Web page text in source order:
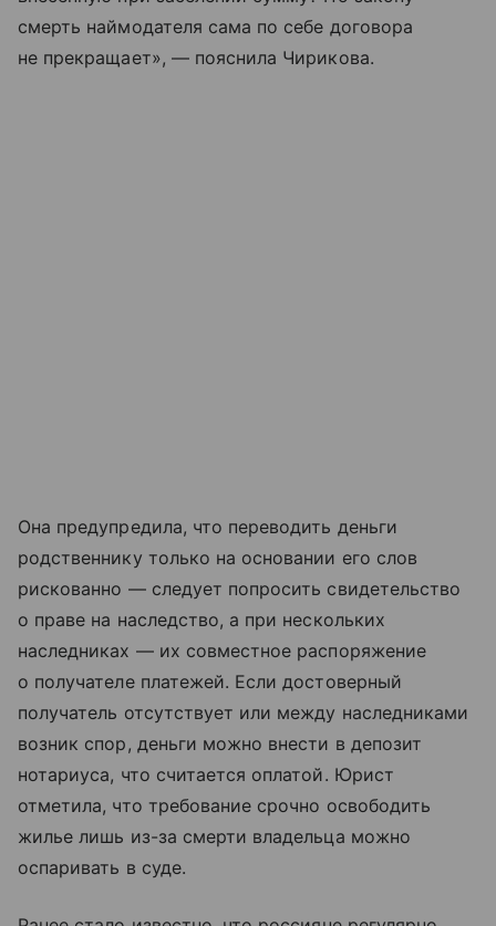
смерть наймодателя сама по себе договора
не прекращает», — пояснила Чирикова.
Она предупредила, что переводить деньги
родственнику только на основании его слов
рискованно — следует попросить свидетельство
о праве на наследство, а при нескольких
наследниках — их совместное распоряжение
о получателе платежей. Если достоверный
получатель отсутствует или между наследниками
возник спор, деньги можно внести в депозит
нотариуса, что считается оплатой. Юрист
отметила, что требование срочно освободить
жилье лишь из-за смерти владельца можно
оспаривать в суде.